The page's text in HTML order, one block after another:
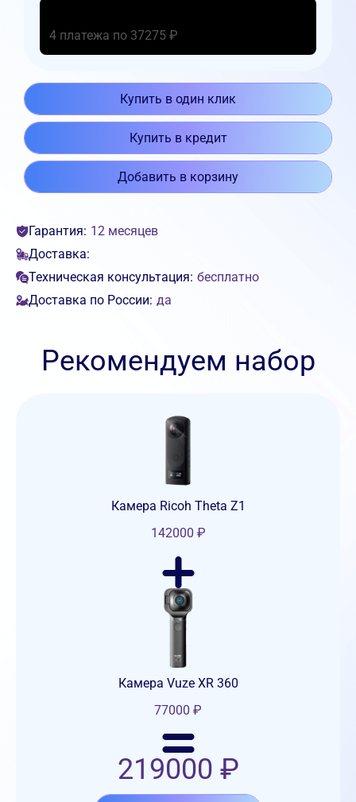
4 платежа по 37275 ₽
Купить в один клик
Купить в кредит
Добавить в корзину
Гарантия: 12 месяцев
Доставка:
Техническая консультация: бесплатно
Доставка по России: да
Рекомендуем набор
Камера Ricoh Theta Z1
142000 ₽
Камера Vuze XR 360
77000 ₽
219000 ₽